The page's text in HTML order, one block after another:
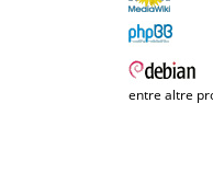
entre altre